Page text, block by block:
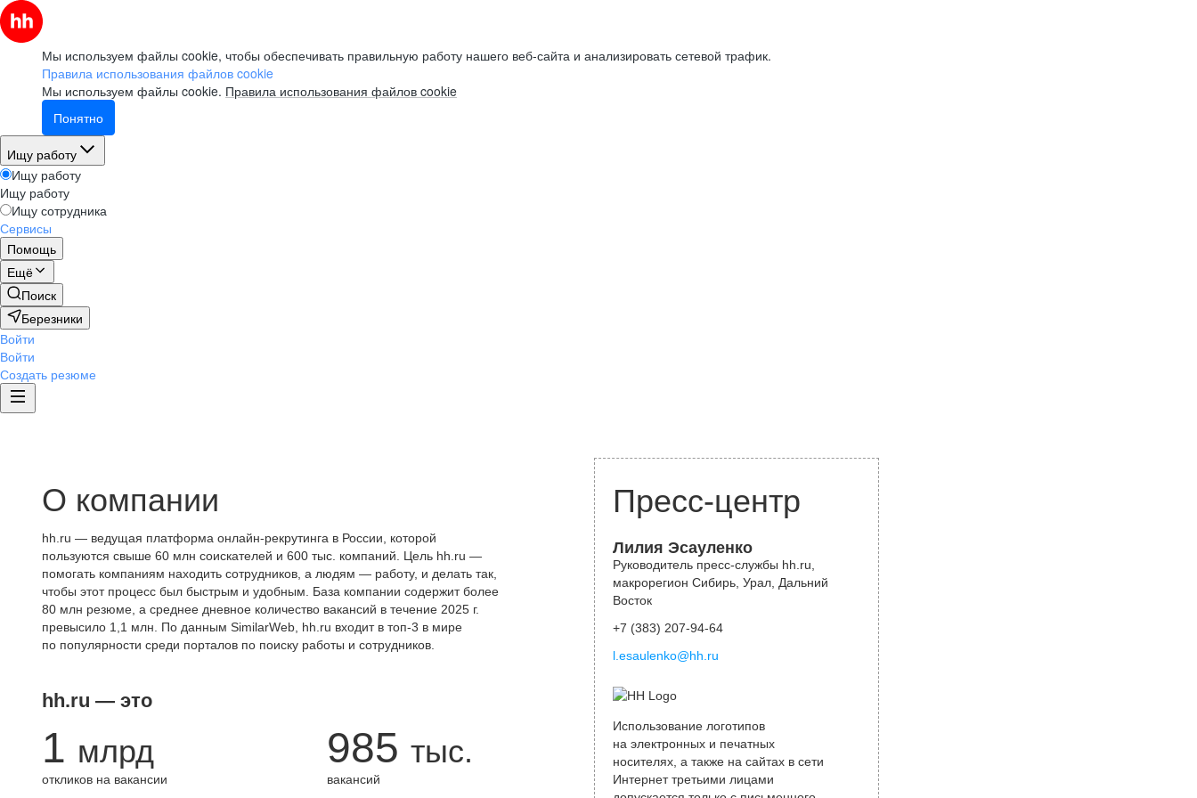
Мы используем файлы cookie, чтобы обеспечивать правильную работу нашего веб-сайта и анализировать сетевой трафик.
Правила использования файлов cookie
Мы используем файлы cookie. Правила использования файлов cookie
Понятно
Ищу работу
Ищу работу
Ищу работу
Ищу сотрудника
Сервисы
Помощь
Ещё
Поиск
Березники
Войти
Войти
Создать резюме
О компании
hh.ru — ведущая платформа онлайн-рекрутинга в России, которой
пользуются свыше 60 млн соискателей и 600 тыс. компаний. Цель hh.ru —
помогать компаниям находить сотрудников, а людям — работу, и делать так,
чтобы этот процесс был быстрым и удобным. База компании содержит более
80 млн резюме, а среднее дневное количество вакансий в течение 2025 г.
превысило 1,1 млн. По данным SimilarWeb, hh.ru входит в топ-3 в мире
по популярности среди порталов по поиску работы и сотрудников.
hh.ru — это
1 млрд
откликов на вакансии
985 тыс.
вакансий
Пресс-центр
Лилия Эсауленко
Руководитель пресс-службы hh.ru,
макрорегион Сибирь, Урал, Дальний
Восток
+7 (383) 207-94-64
l.esaulenko@hh.ru
Использование логотипов
на электронных и печатных
носителях, а также на сайтах в сети
Интернет третьими лицами